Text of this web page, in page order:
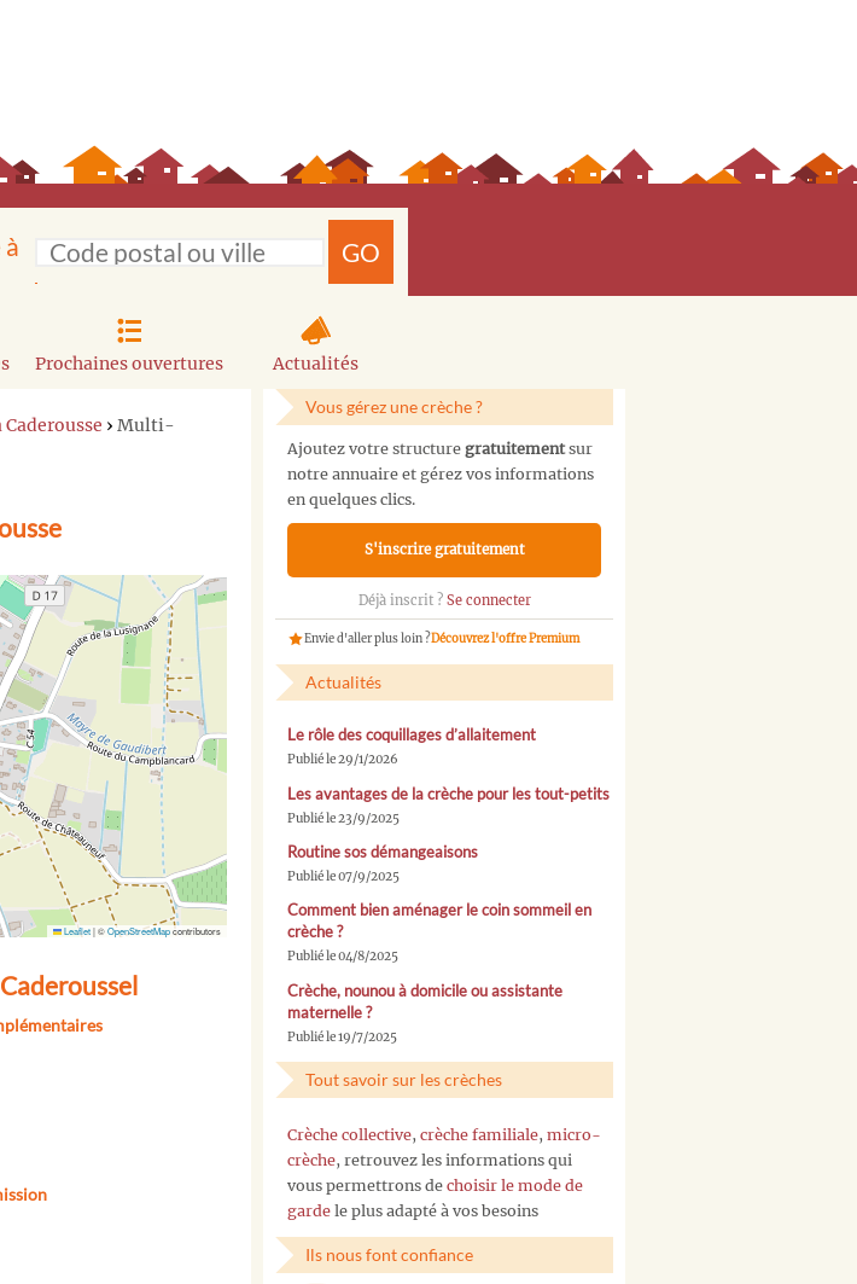
GO
Prochaines ouvertures Actualités
Caderousse › Multi-
Leaflet|©OpenStreetMapcontributors
Vous gérez une crèche ?
Ajoutez votre structure gratuitementsur
notre annuaire et gérez vos informations
en quelques clics.
S'inscrire gratuitement
Déjà inscrit ? Se connecter
Envie d'aller plus loin ?Découvrez l'offre Premium
Actualités
Le rôle des coquillages d’allaitement
Publié le 29/1/2026
Les avantages de la crèche pour les tout-petits
Publié le 23/9/2025
Routine sos démangeaisons
Publié le 07/9/2025
Comment bien aménager le coin sommeil en
crèche ?
Publié le 04/8/2025
Crèche, nounou à domicile ou assistante
maternelle ?
Publié le 19/7/2025
Tout savoir sur les crèches
Crèche collective, crèche familiale, micro-
crèche, retrouvez les informations qui
vous permettrons de choisir le mode de
garde le plus adapté à vos besoins
Ils nous font confiance